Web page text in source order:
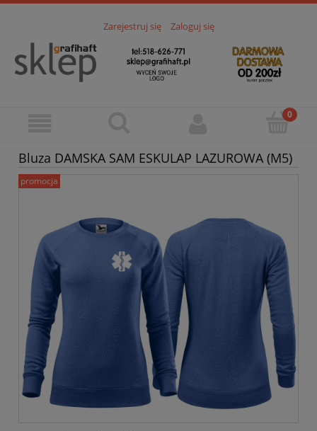
Zarejestruj się Zaloguj się
Bluza DAMSKA SAM ESKULAP LAZUROWA (M5)
promocja